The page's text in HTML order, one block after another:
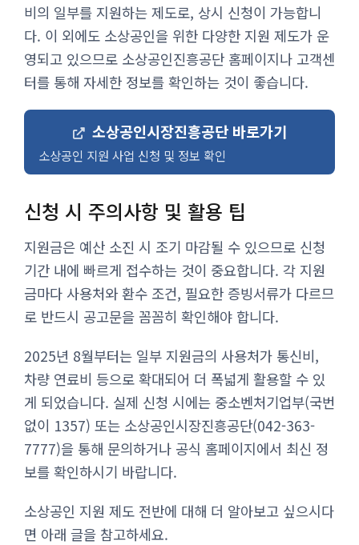
비의 일부를 지원하는 제도로, 상시 신청이 가능합니
다. 이 외에도 소상공인을 위한 다양한 지원 제도가 운
영되고 있으므로 소상공인진흥공단 홈페이지나 고객센
터를 통해 자세한 정보를 확인하는 것이 좋습니다.
소상공인시장진흥공단 바로가기
소상공인 지원 사업 신청 및 정보 확인
신청 시 주의사항 및 활용 팁
지원금은 예산 소진 시 조기 마감될 수 있으므로 신청
기간 내에 빠르게 접수하는 것이 중요합니다. 각 지원
금마다 사용처와 환수 조건, 필요한 증빙서류가 다르므
로 반드시 공고문을 꼼꼼히 확인해야 합니다.
2025년 8월부터는 일부 지원금의 사용처가 통신비,
차량 연료비 등으로 확대되어 더 폭넓게 활용할 수 있
게 되었습니다. 실제 신청 시에는 중소벤처기업부(국번
없이 1357) 또는 소상공인시장진흥공단(042-363-
7777)을 통해 문의하거나 공식 홈페이지에서 최신 정
보를 확인하시기 바랍니다.
소상공인 지원 제도 전반에 대해 더 알아보고 싶으시다
면 아래 글을 참고하세요.